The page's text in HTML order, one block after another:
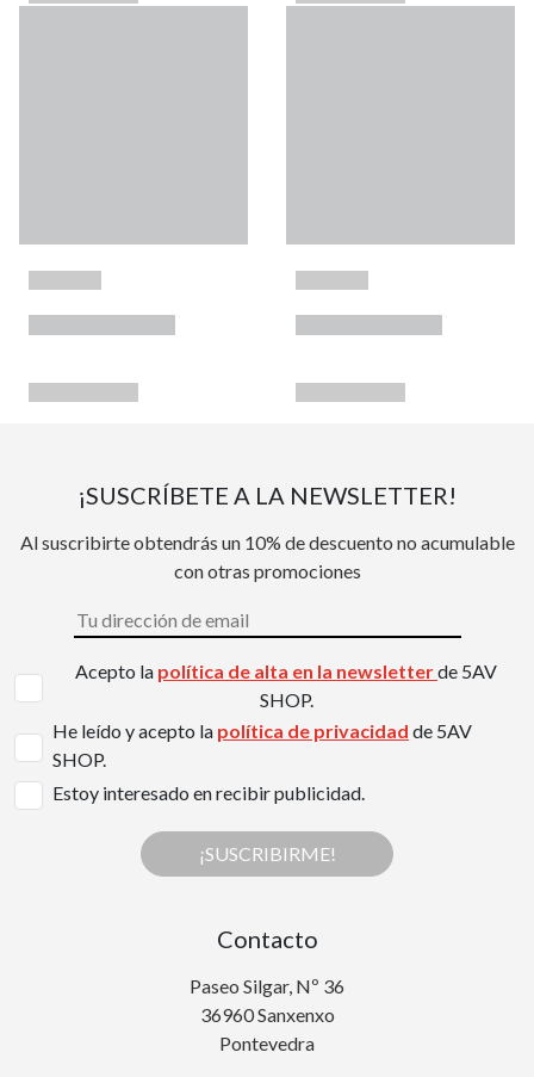
¡SUSCRÍBETE A LA NEWSLETTER!
Al suscribirte obtendrás un 10% de descuento no acumulable
con otras promociones
Acepto la política de alta en la newsletterde 5AV
SHOP.
He leído y acepto la política de privacidad de 5AV
SHOP.
Estoy interesado en recibir publicidad.
¡SUSCRIBIRME!
Contacto
Paseo Silgar, Nº 36
36960 Sanxenxo
Pontevedra